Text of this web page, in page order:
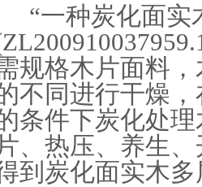
“一种炭化面
规格木片面料
不同进行干燥
条件下炭化处
、热压、养生
到炭化面实木